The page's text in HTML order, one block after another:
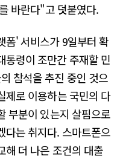
바란다"고 덧붙였다.
폼' 서비스가 9일부터 확
통령이 조만간 주재할 민
참석을 추진 중인 것으
제로 이용하는 국민의 다
부분이 있는지 살핌으로
다는 취지다. 스마트폰으
해 더 나은 조건의 대출